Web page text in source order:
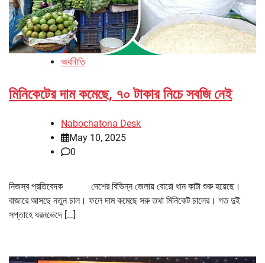
অর্থনীতি
মিনিকেটের দাম কমেছে, ৭০ টাকার নিচে সবজি নেই
Nabochatona Desk
May 10, 2025
0
নিজস্ব প্রতিবেদক দেশের বিভিন্ন জেলায় বোরো ধান কাটা শুরু হয়েছে।
বাজারে আসছে নতুন চাল। ফলে দাম কমেছে সরু তথা মিনিকেট চালের। গত দুই
সপ্তাহে ধরনভেদে […]